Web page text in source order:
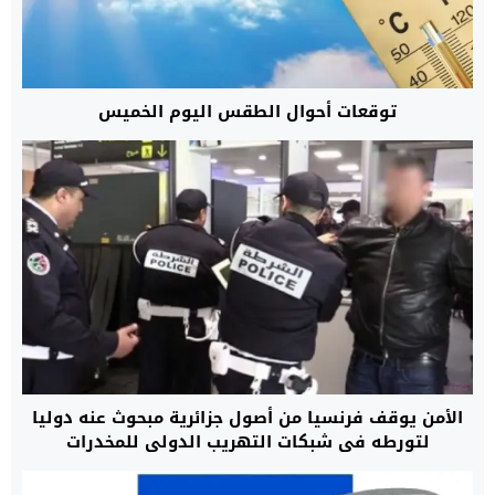
توقعات أحوال الطقس اليوم الخميس
الأمن يوقف فرنسيا من أصول جزائرية مبحوث عنه دوليا
لتورطه في شبكات التهريب الدولي للمخدرات